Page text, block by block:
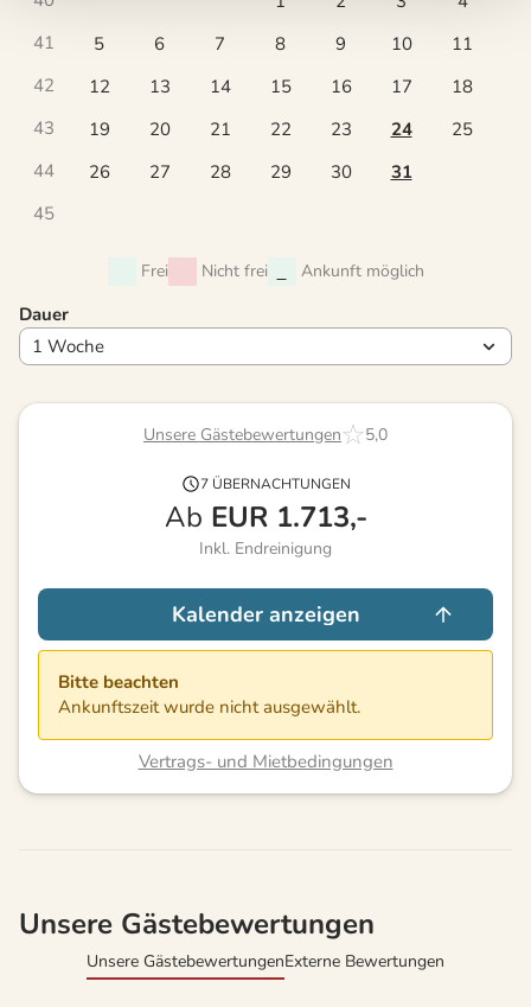
41
5 6 7 8 9 10
11
42
12 13 14 15 16 17
18
43
19 20 21 22 23 24
25
44
26 27 28 29 30
31
45
Frei Nicht frei Ankunft möglich
Dauer
Unsere Gästebewertungen 5,0
7 ÜBERNACHTUNGEN
Ab EUR 1.713,-
Inkl. Endreinigung
Kalender anzeigen
Bitte beachten
Ankunftszeit wurde nicht ausgewählt.
Vertrags- und Mietbedingungen
Unsere Gästebewertungen
Unsere GästebewertungenExterne Bewertungen